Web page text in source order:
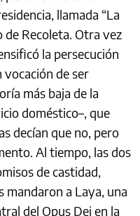
llamada “La
de Recoleta. Otra vez
la persecución
vocación de ser
más baja de la
doméstico–, que
decían que no, pero
Al tiempo, las dos
de castidad,
mandaron a Laya, una
del Opus Dei en la